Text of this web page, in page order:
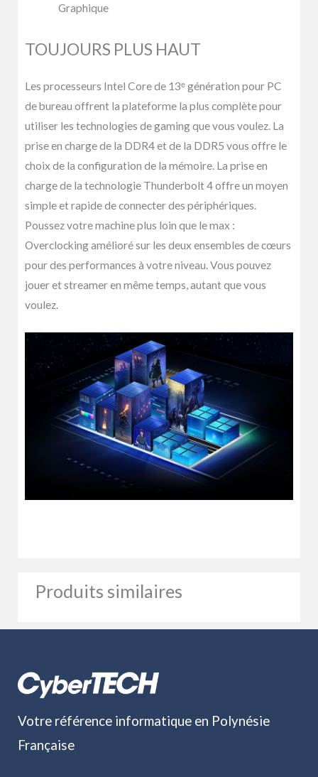
Graphique
TOUJOURS PLUS HAUT
Les processeurs Intel Core de 13ᵉ génération pour PC
de bureau offrent la plateforme la plus complète pour
utiliser les technologies de gaming que vous voulez. La
prise en charge de la DDR4 et de la DDR5 vous offre le
choix de la configuration de la mémoire. La prise en
charge de la technologie Thunderbolt 4 offre un moyen
simple et rapide de connecter des périphériques.
Poussez votre machine plus loin que le max :
Overclocking amélioré sur les deux ensembles de cœurs
pour des performances à votre niveau. Vous pouvez
jouer et streamer en même temps, autant que vous
voulez.
Produits similaires
Votre référence informatique en Polynésie
Française